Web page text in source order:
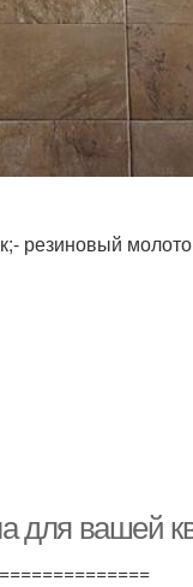
резиновый
для вашей